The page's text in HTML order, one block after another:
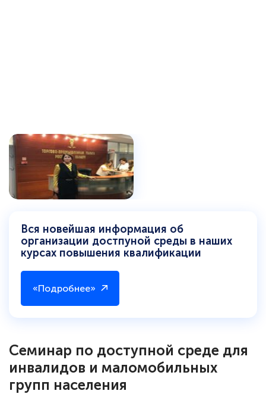
Вся новейшая информация об
организации достпуной среды в наших
курсах повышения квалификации
«Подробнее»
Семинар по доступной среде для
инвалидов и маломобильных
групп населения